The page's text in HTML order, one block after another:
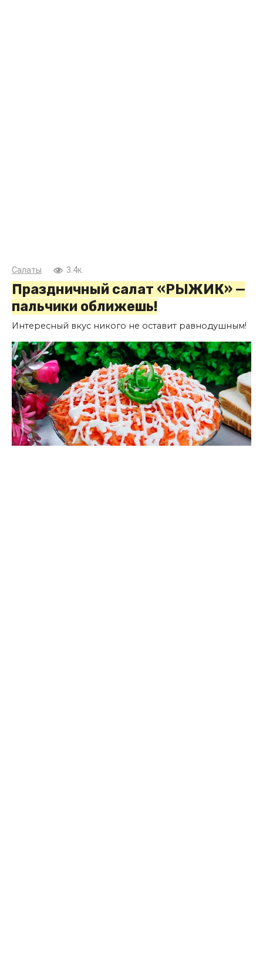
Салаты 3.4к.
Праздничный салат «РЫЖИК» —
пальчики оближешь!
Интересный вкус никого не оставит равнодушным!